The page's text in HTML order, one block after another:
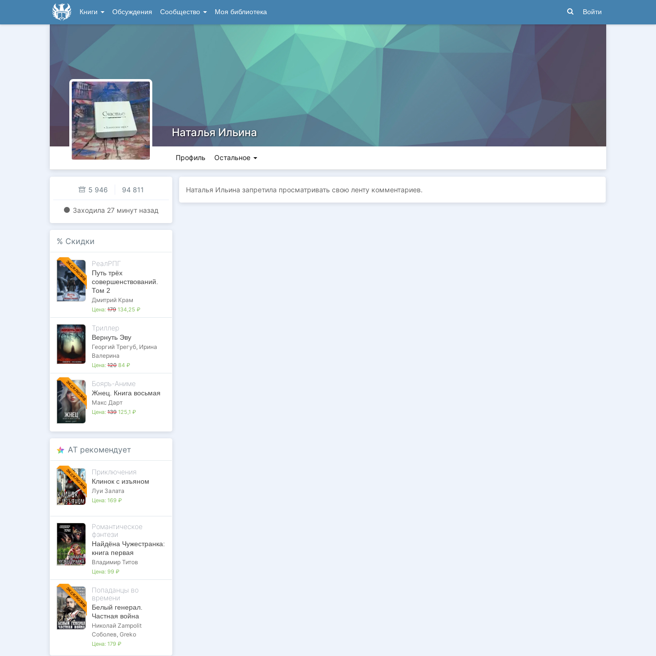
Книги Обсуждения Сообщество Моя библиотека Войти
Наталья Ильина
Профиль Остальное
5 946 94 811
Заходилa 27 минут назад
% Скидки
ЭКСКЛЮЗИВ РеалРПГ
Путь трёх
совершенствований.
Том 2
Дмитрий Крам
Цена: 179 134,25 ₽
Триллер
Вернуть Эву
Георгий Трегуб, Ирина
Валерина
Цена: 120 84 ₽
ЭКСКЛЮЗИВ Бояръ-Аниме
Жнец. Книга восьмая
Макс Дарт
Цена: 139 125,1 ₽
AT рекомендует
ЭКСКЛЮЗИВ Приключения
Клинок с изъяном
Луи Залата
Цена: 169 ₽
Романтическое
фэнтези
Найдёна Чужестранка:
книга первая
Владимир Титов
Цена: 99 ₽
ЭКСКЛЮЗИВ
Попаданцы во
времени
Белый генерал.
Частная война
Николай Zampolit
Соболев, Greko
Цена: 179 ₽
Наталья Ильина запретилa просматривать свою ленту комментариев.